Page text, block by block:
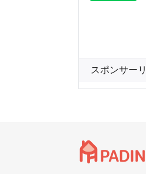
スポンサー